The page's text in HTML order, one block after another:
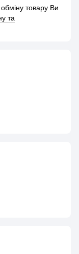
товару Ви
та